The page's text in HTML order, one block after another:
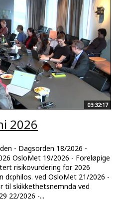
03:32:17
2026
- Dagsorden 18/2026 -
OsloMet 19/2026 - Foreløpige
risikovurdering for 2026
dr.philos. ved OsloMet 21/2026 -
til skikkethetsnemnda ved
22/2026 -...